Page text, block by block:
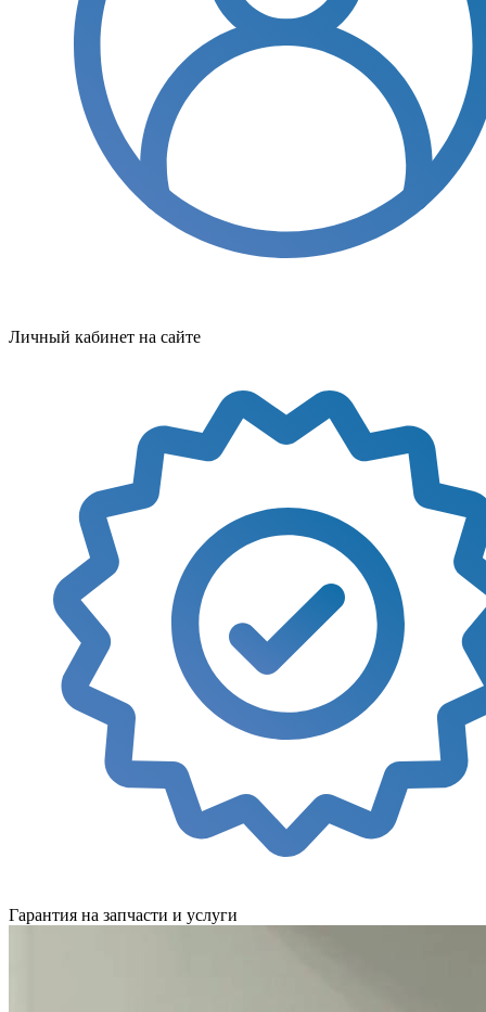
Личный кабинет на сайте
Гарантия на запчасти и услуги